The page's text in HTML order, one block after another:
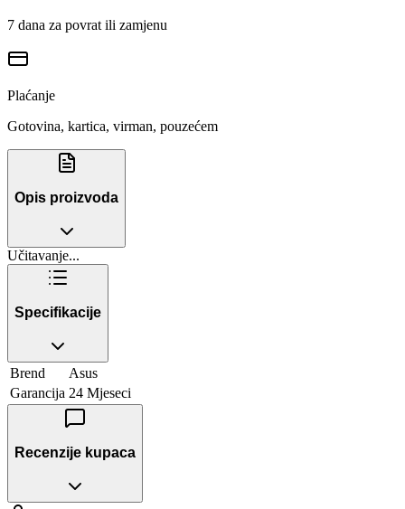
7 dana za povrat ili zamjenu
Plaćanje
Gotovina, kartica, virman, pouzećem
Opis proizvoda
Učitavanje...
Specifikacije
Brend
Asus
Garancija 24 Mjeseci
Recenzije kupaca